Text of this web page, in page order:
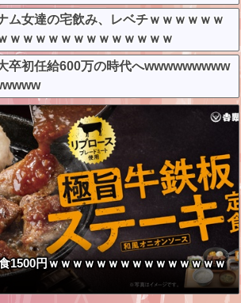
ム女達の宅飲み、レベチｗｗｗｗｗｗ
ｗｗｗｗｗｗｗｗｗｗｗｗｗ
卒初任給600万の時代へwwwwwwwww
1500円ｗｗｗｗｗｗｗｗｗｗｗｗｗｗｗ